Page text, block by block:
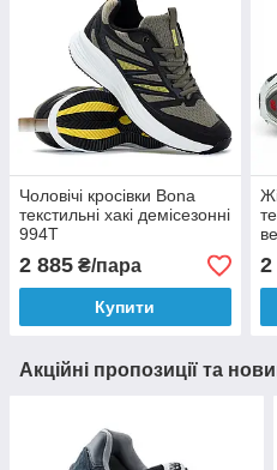
Чоловічі кросівки Bona
текстильні хакі демісезонні
994T
2 885 ₴/пара
Купити
2
Акційні пропозиції та